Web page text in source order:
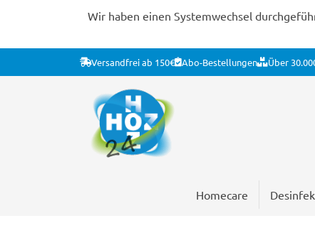
Wir haben einen Systemwechsel
Versandfrei ab 150€ Abo-Bestellungen Über
Homecare